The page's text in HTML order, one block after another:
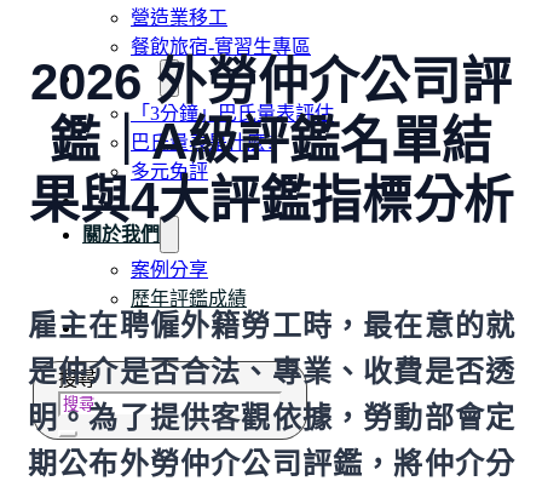
營造業移工
餐飲旅宿-實習生專區
巴氏量表
「3分鐘」巴氏量表評估
巴氏量表是什麼?
多元免評
常見問題
關於我們
案例分享
歷年評鑑成績
失聯協尋
搜尋
2026 外勞仲介公司評
鑑｜A級評鑑名單結
果與4大評鑑指標分析
雇主在聘僱外籍勞工時，最在意的就
是仲介是否合法、專業、收費是否透
明。為了提供客觀依據，勞動部會定
期公布外勞仲介公司評鑑，將仲介分